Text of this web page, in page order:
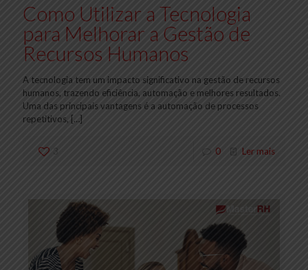
Como Utilizar a Tecnologia
para Melhorar a Gestão de
Recursos Humanos
A tecnologia tem um impacto significativo na gestão de recursos
humanos, trazendo eficiência, automação e melhores resultados.
Uma das principais vantagens é a automação de processos
repetitivos, […]
3 0 Ler mais